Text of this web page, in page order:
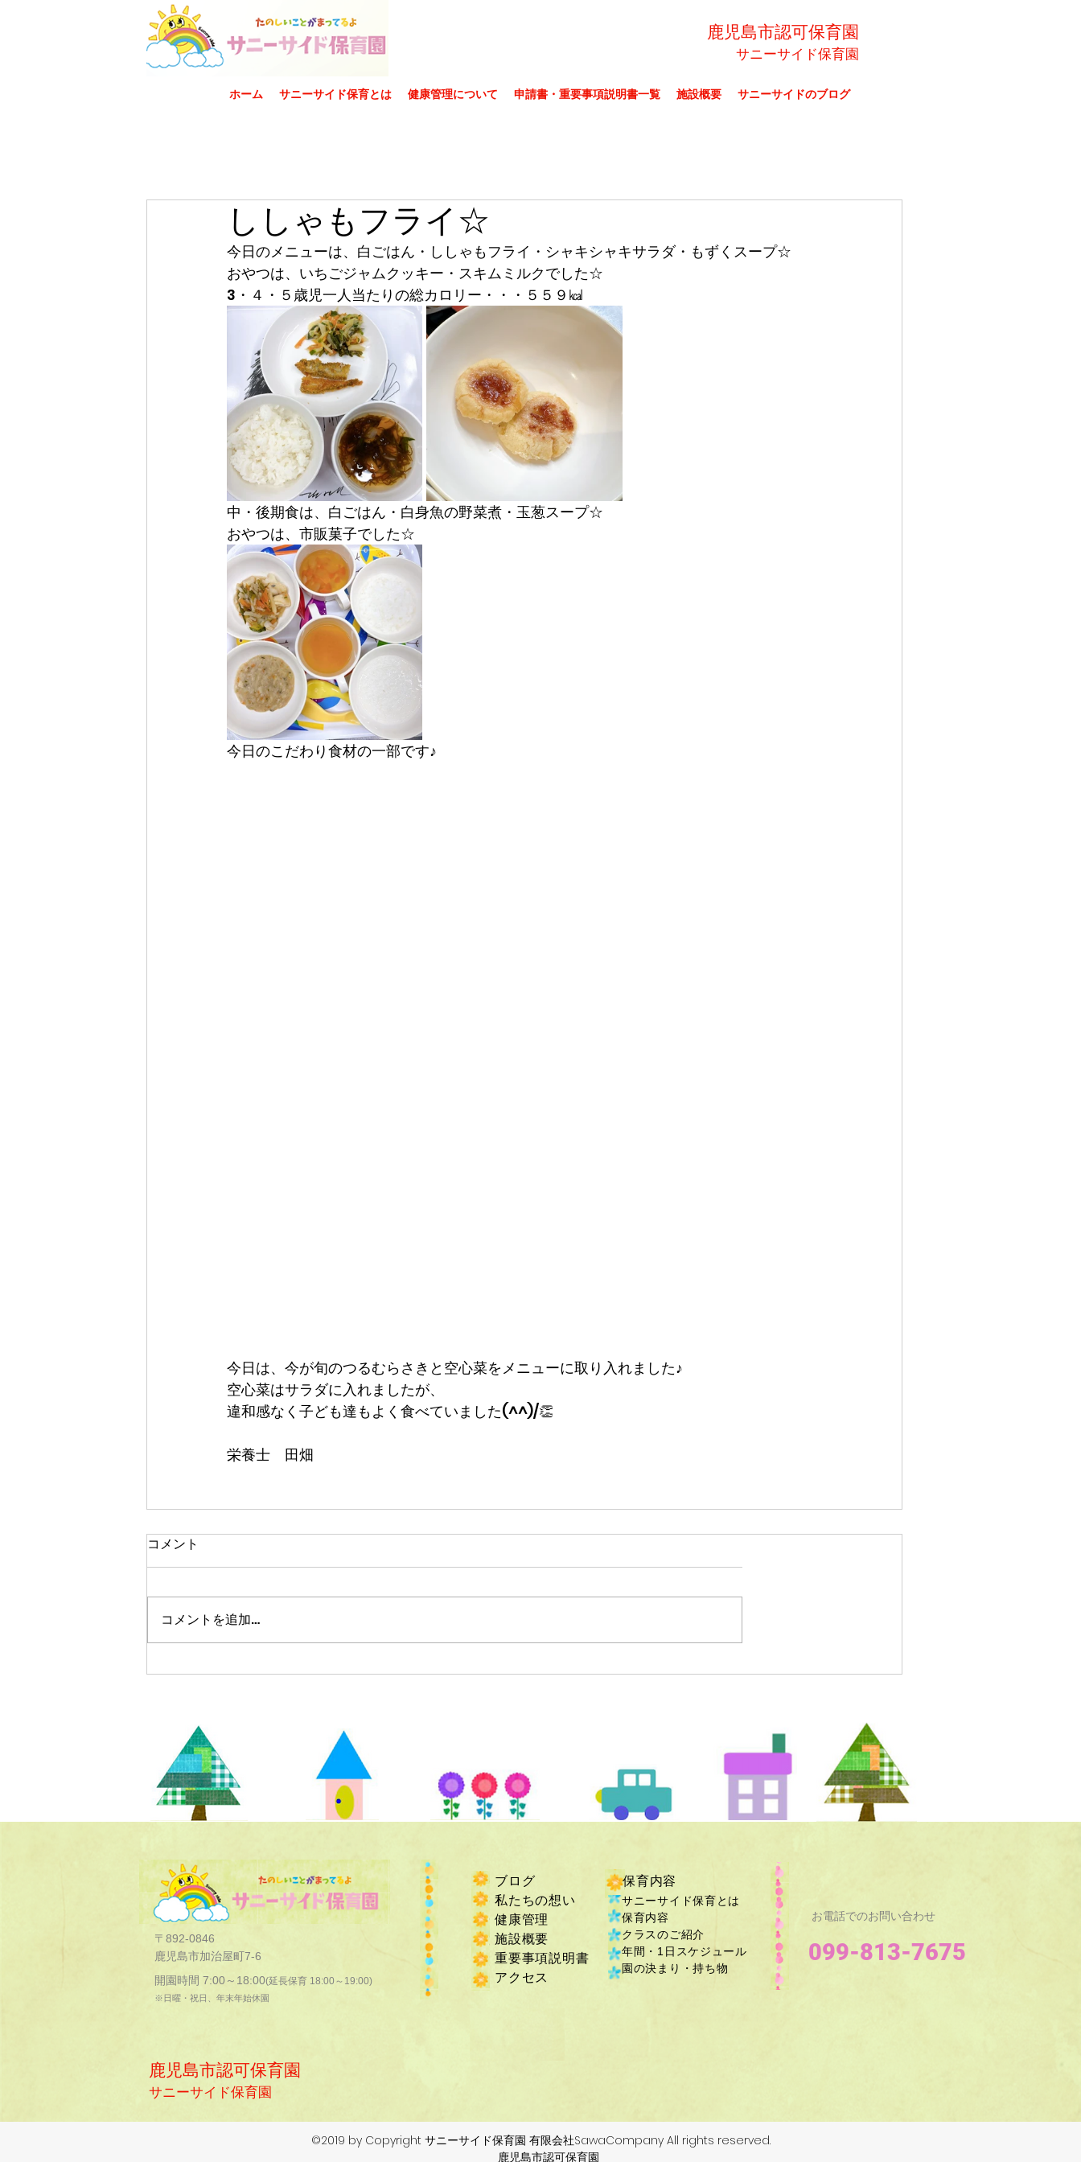
鹿児島市認可保育園
サニーサイド保育園
ホーム サニーサイド保育とは 健康管理について 申請書・重要事項説明書一覧 施設概要 サニーサイドのブログ
ししゃもフライ☆
今日のメニューは、白ごはん・ししゃもフライ・シャキシャキサラダ・もずくスープ☆
おやつは、いちごジャムクッキー・スキムミルクでした☆
3・４・５歳児一人当たりの総カロリー・・・５５９㎉
中・後期食は、白ごはん・白身魚の野菜煮・玉葱スープ☆
おやつは、市販菓子でした☆
今日のこだわり食材の一部です♪
今日は、今が旬のつるむらさきと空心菜をメニューに取り入れました♪
空心菜はサラダに入れましたが、
違和感なく子ども達もよく食べていました(^^)/👏
栄養士　田畑
コメント
コメントを追加…
©2019 by Copyright サニーサイド保育園 有限会社SawaCompany All rights reserved.
鹿児島市認可保育園
〒892-0846
鹿児島市加治屋町7-6
開園時間 7:00～18:00(延長保育 18:00～19:00)
※日曜・祝日、年末年始休園
鹿児島市認可保育園
サニーサイド保育園
ブログ
私たちの想い
健康管理
施設概要
重要事項説明書
​アクセス
保育内容
サニーサイド保育とは
保育内容
クラスのご紹介
年間・1日スケジュール
​園の決まり・持ち物​
お電話でのお問い合わせ
099-813-7675